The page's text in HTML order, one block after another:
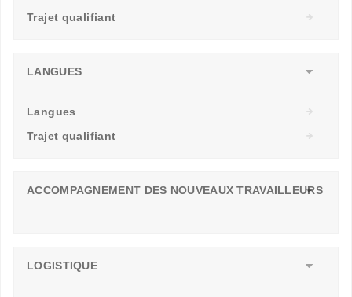
Trajet qualifiant
LANGUES
Langues
Trajet qualifiant
ACCOMPAGNEMENT DES NOUVEAUX TRAVAILLEURS
LOGISTIQUE